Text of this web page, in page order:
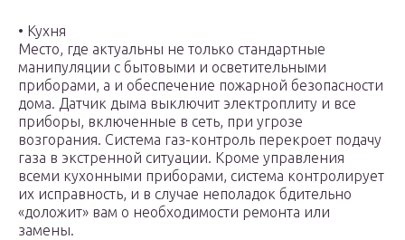
• Кухня
Место, где актуальны не только стандартные
манипуляции с бытовыми и осветительными
приборами, а и обеспечение пожарной безопасности
дома. Датчик дыма выключит электроплиту и все
приборы, включенные в сеть, при угрозе
возгорания. Система газ-контроль перекроет подачу
газа в экстренной ситуации. Кроме управления
всеми кухонными приборами, система контролирует
их исправность, и в случае неполадок бдительно
«доложит» вам о необходимости ремонта или
замены.